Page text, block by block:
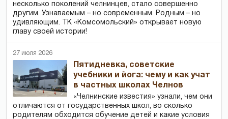
несколько поколений челнинцев, стало совершенно
другим. Узнаваемым – но современным. Родным – но
удивляющим. ТК «Комсомольский» открывает новую
главу своей истории!
27 июля 2026
Пятидневка, советские
учебники и йога: чему и как учат
в частных школах Челнов
«Челнинские известия» узнали, чем они
отличаются от государственных школ, во сколько
родителям обходится обучение детей и какие условия